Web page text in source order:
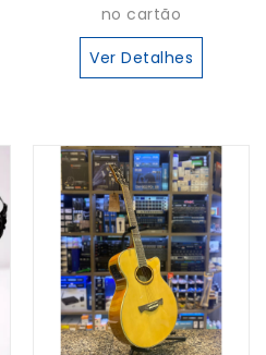
no cartão
Ver Detalhes